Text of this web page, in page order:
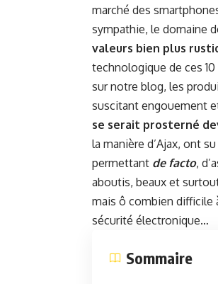
marché des
sympathie, le domaine
valeurs bien plus
technologique de ces
sur notre blog, les
suscitant engouement
se serait prosterné
la manière d’Ajax, ont
permettant de facto,
aboutis, beaux et
mais ô combien difficile
sécurité électronique…
Sommaire